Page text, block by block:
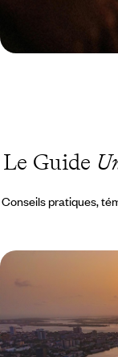
Le Guide
Conseils pratiques,